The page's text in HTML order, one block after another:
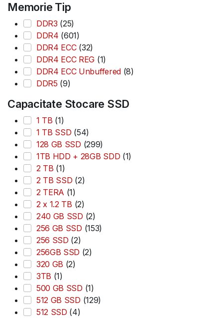
Memorie Tip
DDR3 (25)
DDR4 (601)
DDR4 ECC (32)
DDR4 ECC REG (1)
DDR4 ECC Unbuffered (8)
DDR5 (9)
Capacitate Stocare SSD
1 TB (1)
1 TB SSD (54)
128 GB SSD (299)
1TB HDD + 28GB SDD (1)
2 TB (1)
2 TB SSD (2)
2 TERA (1)
2 x 1.2 TB (2)
240 GB SSD (2)
256 GB SSD (153)
256 SSD (2)
256GB SSD (2)
320 GB (2)
3TB (1)
500 GB SSD (1)
512 GB SSD (129)
512 SSD (4)